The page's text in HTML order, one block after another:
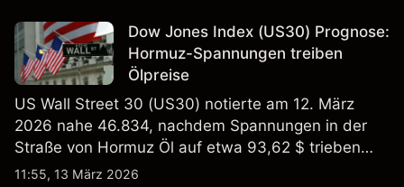
verlässlicher Indikator für zukünftige Ergebnisse.
Dow Jones Index (US30) Prognose:
Hormuz-Spannungen treiben
Ölpreise
US Wall Street 30 (US30) notierte am 12. März
2026 nahe 46.834, nachdem Spannungen in der
Straße von Hormuz Öl auf etwa 93,62 $ trieben
und die US-Arbeitslosigkeit auf 4,4% stieg. Die
11:55, 13 März 2026